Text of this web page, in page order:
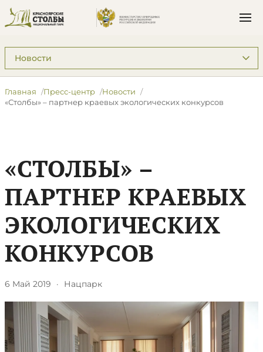
Подразделы: Пресс-центр
Главная Пресс-центр
Новости
«Столбы» – партнер краевых экологических конкурсов
«СТОЛБЫ» –
ПАРТНЕР КРАЕВЫХ
ЭКОЛОГИЧЕСКИХ
КОНКУРСОВ
6 Май 2019 · Нацпарк